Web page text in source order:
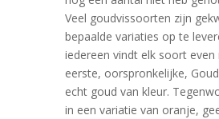
Veel goudvissoorten zijn
bepaalde variaties op te
iedereen vindt elk soort even
eerste, oorspronkelijke,
echt goud van kleur.
in een variatie van oranje,